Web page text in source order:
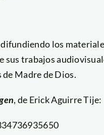
difundiendo los
sus trabajos
Madre de Dios.
, de Erick Aguirre Tije: